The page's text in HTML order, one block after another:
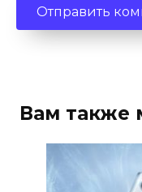
Вам также